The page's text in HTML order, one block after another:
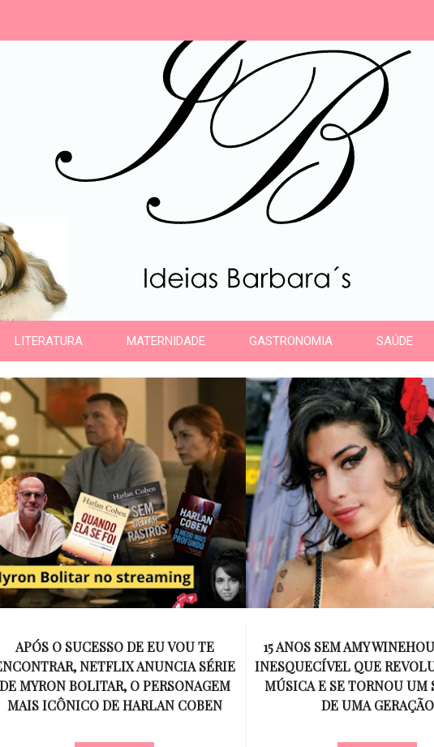
LITERATURA MATERNIDADE GASTRONOMIA SAÚDE
15 ANOS SEM AMY WINEHOUSE: A VOZ
QUE REVOLUCIONOU A
MÚSICA E SE TORNOU UM SÍMBOLO
DE UMA GERAÇÃO
MEL C SOBE AO ALTAR EM
EMOCIONANTE E USA
DESENHADO POR VICTORIA